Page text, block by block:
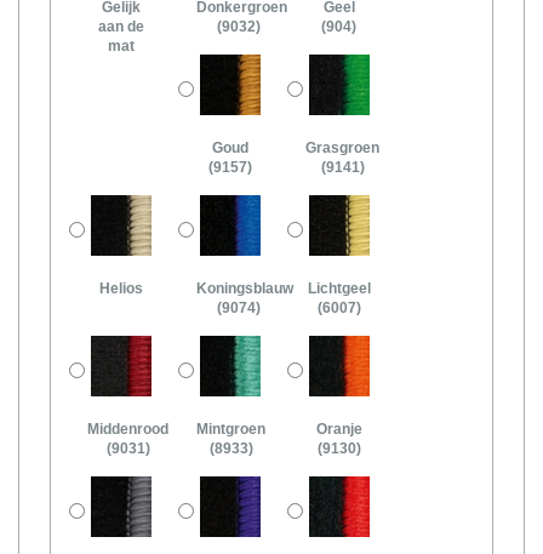
Gelijk
aan de
mat
Donkergroen
(9032)
Geel
(904)
Goud
(9157)
Grasgroen
(9141)
Helios
Koningsblauw
(9074)
Lichtgeel
(6007)
Middenrood
(9031)
Mintgroen
(8933)
Oranje
(9130)